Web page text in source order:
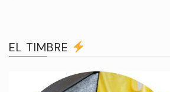
EL TIMBRE